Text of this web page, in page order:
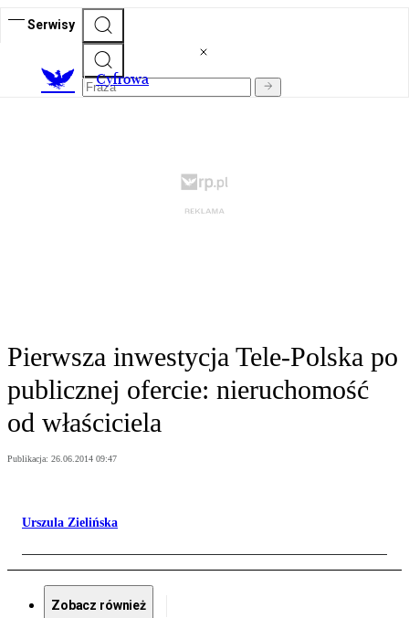
Serwisy
Cyfrowa
Pierwsza inwestycja Tele-Polska po
publicznej ofercie: nieruchomość
od właściciela
Publikacja: 26.06.2014 09:47
Urszula Zielińska
Zobacz również